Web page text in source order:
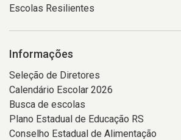
Escolas Resilientes
Informações
Seleção de Diretores
Calendário Escolar 2026
Busca de escolas
Plano Estadual de Educação RS
Conselho Estadual de Alimentação